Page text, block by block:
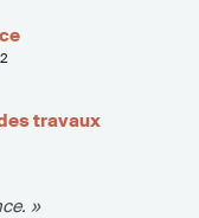
2
travaux
»